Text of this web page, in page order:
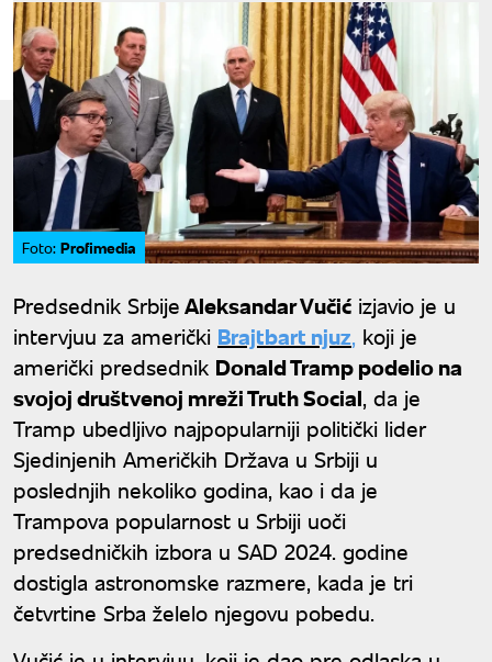
Foto: Profimedia
Predsednik SrbijeAleksandar Vučić izjavio je u
intervjuu za američki Brajtbart njuz, koji je
američki predsednik Donald Tramp podelio na
svojoj društvenoj mreži Truth Social, da je
Tramp ubedljivo najpopularniji politički lider
Sjedinjenih Američkih Država u Srbiji u
poslednjih nekoliko godina, kao i da je
Trampova popularnost u Srbiji uoči
predsedničkih izbora u SAD 2024. godine
dostigla astronomske razmere, kada je tri
četvrtine Srba želelo njegovu pobedu.